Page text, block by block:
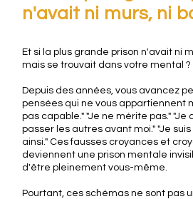
n'avait ni murs, ni
Et si la plus grande prison n'avait ni
mais se trouvait dans votre mental ?
Depuis des années, vous avancez
pensées qui ne vous appartiennent
pas capable." "Je ne mérite pas." "Je
passer les autres avant moi." "Je
ainsi." Ces fausses croyances et
deviennent une prison mentale
d'être pleinement vous-même.
Pourtant, ces schémas ne sont pas